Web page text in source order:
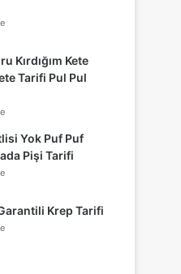
Kırdığım Kete
Tarifi Pul Pul
Yok Puf Puf
Pişi Tarifi
Krep Tarifi